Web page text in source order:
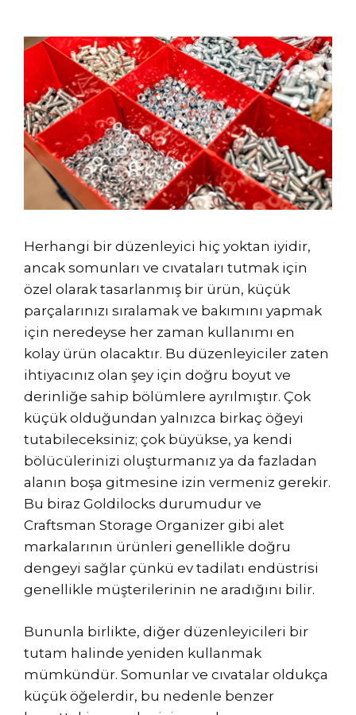
Herhangi bir düzenleyici hiç yoktan iyidir,
ancak somunları ve cıvataları tutmak için
özel olarak tasarlanmış bir ürün, küçük
parçalarınızı sıralamak ve bakımını yapmak
için neredeyse her zaman kullanımı en
kolay ürün olacaktır. Bu düzenleyiciler zaten
ihtiyacınız olan şey için doğru boyut ve
derinliğe sahip bölümlere ayrılmıştır. Çok
küçük olduğundan yalnızca birkaç öğeyi
tutabileceksiniz; çok büyükse, ya kendi
bölücülerinizi oluşturmanız ya da fazladan
alanın boşa gitmesine izin vermeniz gerekir.
Bu biraz Goldilocks durumudur ve
Craftsman Storage Organizer gibi alet
markalarının ürünleri genellikle doğru
dengeyi sağlar çünkü ev tadilatı endüstrisi
genellikle müşterilerinin ne aradığını bilir.
Bununla birlikte, diğer düzenleyicileri bir
tutam halinde yeniden kullanmak
mümkündür. Somunlar ve cıvatalar oldukça
küçük öğelerdir, bu nedenle benzer